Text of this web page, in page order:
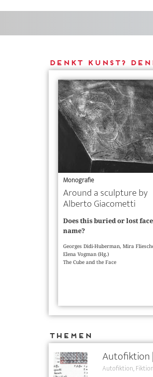
DENKT KUNST?
Monografie
Around a sculpture by
Alberto Giacometti
Does this buried or lost
name?
Georges Didi-Huberman, Mira
Elena Vogman (Hg.)
The Cube and the Face
Themen
Autofiktion
Autofiktion Fiktion